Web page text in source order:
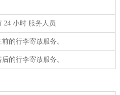
24 小时 服务人员
的行李寄放服务。
的行李寄放服务。